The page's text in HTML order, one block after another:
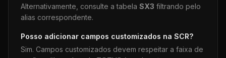
Alternativamente, consulte a tabela SX3 filtrando pelo
alias correspondente.
Posso adicionar campos customizados na SCR?
Sim. Campos customizados devem respeitar a faixa de